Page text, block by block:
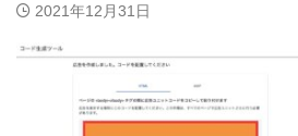
2021年12月31日